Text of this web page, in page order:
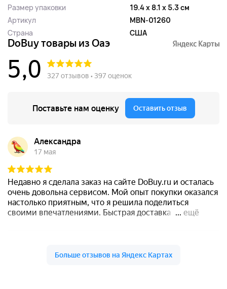
Размер упаковки
19.4 x 8.1 x 5.3 см
Артикул
MBN-01260
Страна
США